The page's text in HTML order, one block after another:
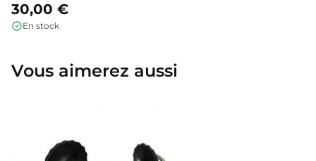
30,00 €
En stock
Vous aimerez aussi